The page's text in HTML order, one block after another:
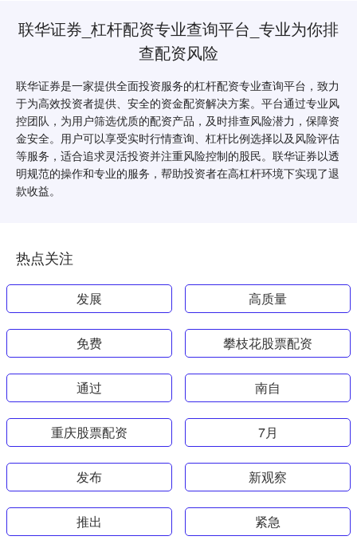
联华证券_杠杆配资专业查询平台_专业为你排
查配资风险
联华证券是一家提供全面投资服务的杠杆配资专业查询平台，致力
于为高效投资者提供、安全的资金配资解决方案。平台通过专业风
控团队，为用户筛选优质的配资产品，及时排查风险潜力，保障资
金安全。用户可以享受实时行情查询、杠杆比例选择以及风险评估
等服务，适合追求灵活投资并注重风险控制的股民。联华证券以透
明规范的操作和专业的服务，帮助投资者在高杠杆环境下实现了退
款收益。
热点关注
发展 高质量
免费 攀枝花股票配资
通过 南自
重庆股票配资 7月
发布 新观察
推出 紧急